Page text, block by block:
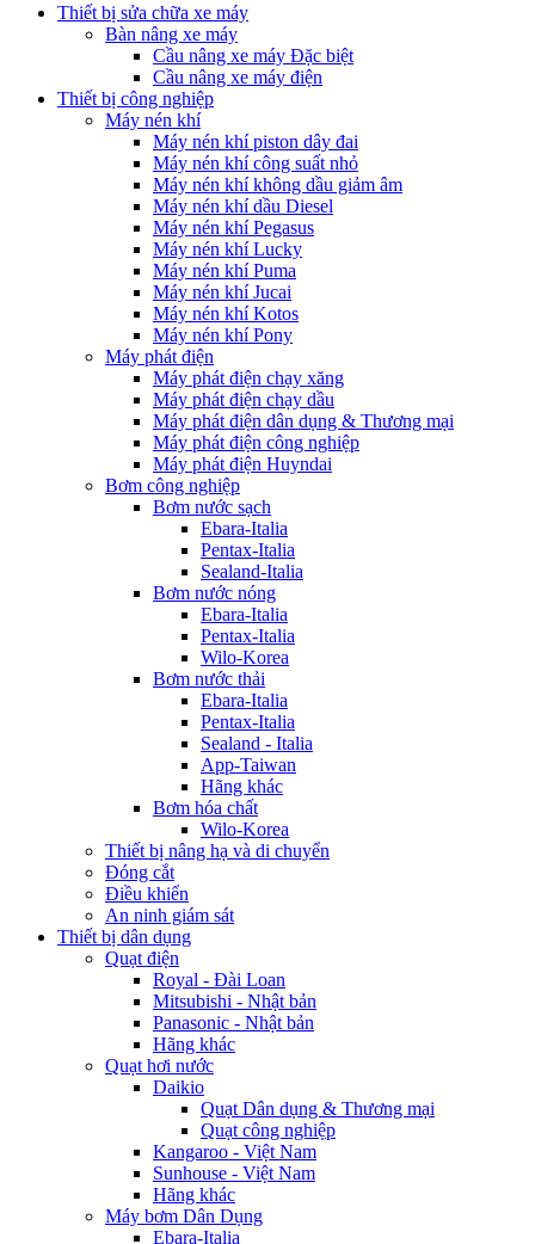
Thiết bị sửa chữa xe máy
Bàn nâng xe máy
Cầu nâng xe máy Đặc biệt
Cầu nâng xe máy điện
Thiết bị công nghiệp
Máy nén khí
Máy nén khí piston dây đai
Máy nén khí công suất nhỏ
Máy nén khí không dầu giảm âm
Máy nén khí dầu Diesel
Máy nén khí Pegasus
Máy nén khí Lucky
Máy nén khí Puma
Máy nén khí Jucai
Máy nén khí Kotos
Máy nén khí Pony
Máy phát điện
Máy phát điện chạy xăng
Máy phát điện chạy dầu
Máy phát điện dân dụng & Thương mại
Máy phát điện công nghiệp
Máy phát điện Huyndai
Bơm công nghiệp
Bơm nước sạch
Ebara-Italia
Pentax-Italia
Sealand-Italia
Bơm nước nóng
Ebara-Italia
Pentax-Italia
Wilo-Korea
Bơm nước thải
Ebara-Italia
Pentax-Italia
Sealand - Italia
App-Taiwan
Hãng khác
Bơm hóa chất
Wilo-Korea
Thiết bị nâng hạ và di chuyển
Đóng cắt
Điều khiển
An ninh giám sát
Thiết bị dân dụng
Quạt điện
Royal - Đài Loan
Mitsubishi - Nhật bản
Panasonic - Nhật bản
Hãng khác
Quạt hơi nước
Daikio
Quạt Dân dụng & Thương mại
Quạt công nghiệp
Kangaroo - Việt Nam
Sunhouse - Việt Nam
Hãng khác
Máy bơm Dân Dụng
Ebara-Italia